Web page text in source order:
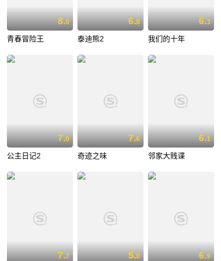
8.0
青春冒险王
6.8
泰迪熊2
6.3
我们的十年
7.0
公主日记2
7.6
奇迹之味
6.1
邻家大贱谍
7.7 5.0 6.9